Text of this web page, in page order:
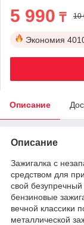
5 990 ₸ 10
Экономия
Описание
Описание
Зажигалка с
средством для
свой
бензиновые
вечной классики
металлической